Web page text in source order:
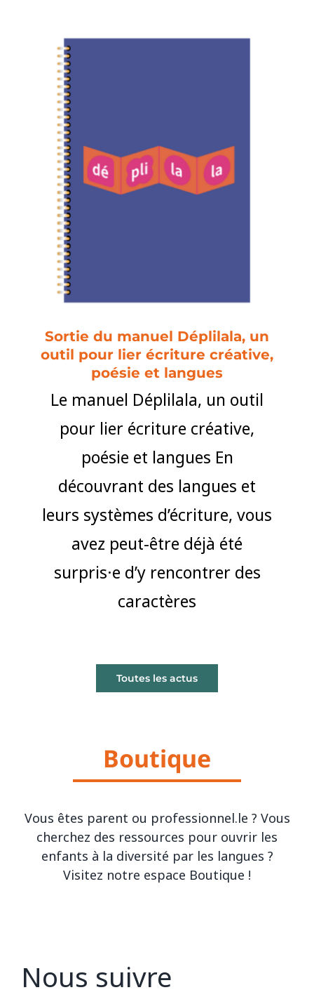
Sortie du manuel Déplilala, un
outil pour lier écriture créative,
poésie et langues
Le manuel Déplilala, un outil
pour lier écriture créative,
poésie et langues En
découvrant des langues et
leurs systèmes d’écriture, vous
avez peut-être déjà été
surpris·e d’y rencontrer des
caractères
Toutes les actus
Boutique
Vous êtes parent ou professionnel.le ? Vous
cherchez des ressources pour ouvrir les
enfants à la diversité par les langues ?
Visitez notre espace Boutique !
Nous suivre